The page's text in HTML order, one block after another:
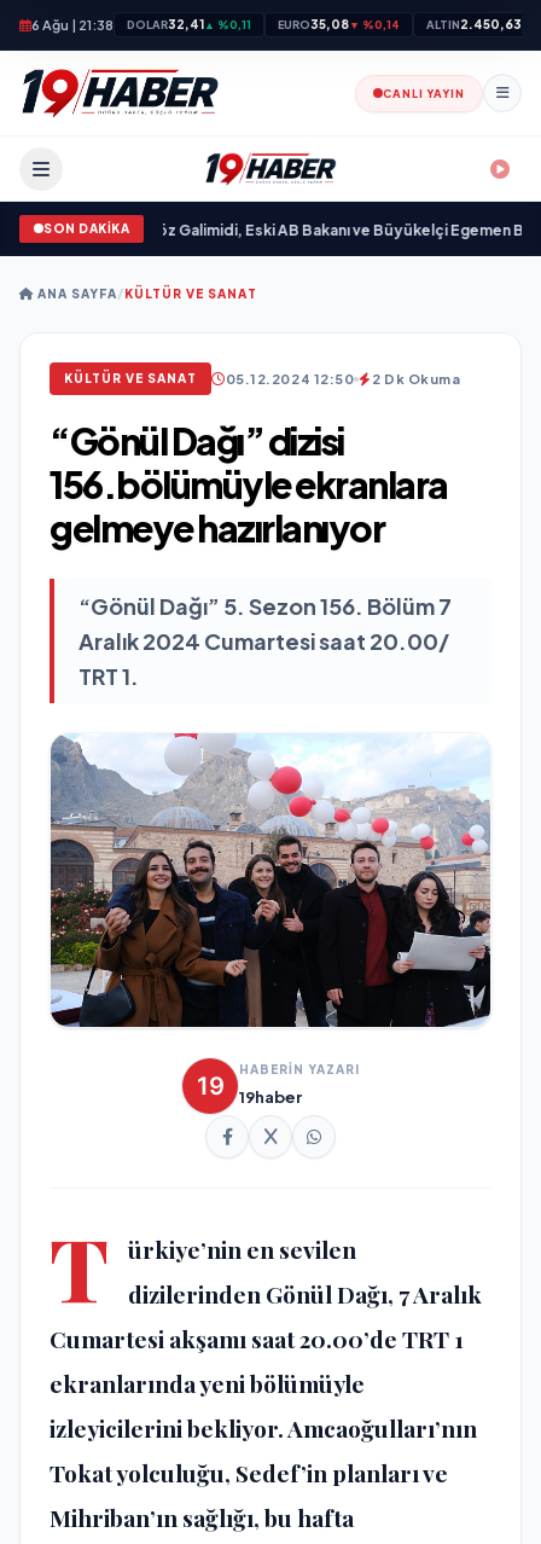
6 Ağu | 21:38 DOLAR32,41▲ %0,11 EURO35,08▼ %0,14 ALTIN2.450,63
CANLI YAYIN
SON DAKİKA
Ali Emre Açıkgöz Galimidi, Eski AB Bakanı ve Büyükelçi Egemen Bağış
ANA SAYFA/KÜLTÜR VE SANAT
KÜLTÜR VE SANAT 05.12.2024 12:50 2 Dk Okuma
“Gönül Dağı” dizisi
156.bölümüyle ekranlara
gelmeye hazırlanıyor
“Gönül Dağı” 5. Sezon 156. Bölüm 7
Aralık 2024 Cumartesi saat 20.00/
TRT 1.
HABERİN YAZARI
19haber
T
ürkiye’nin en sevilen
dizilerinden Gönül Dağı, 7 Aralık
Cumartesi akşamı saat 20.00’de TRT 1
ekranlarında yeni bölümüyle
izleyicilerini bekliyor. Amcaoğulları’nın
Tokat yolculuğu, Sedef’in planları ve
Mihriban’ın sağlığı, bu hafta